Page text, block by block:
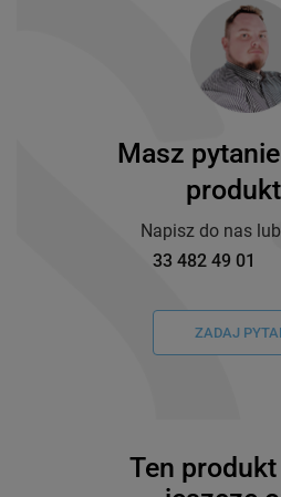
Masz
Napisz do nas
33 482 49 01
ZADAJ
Ten